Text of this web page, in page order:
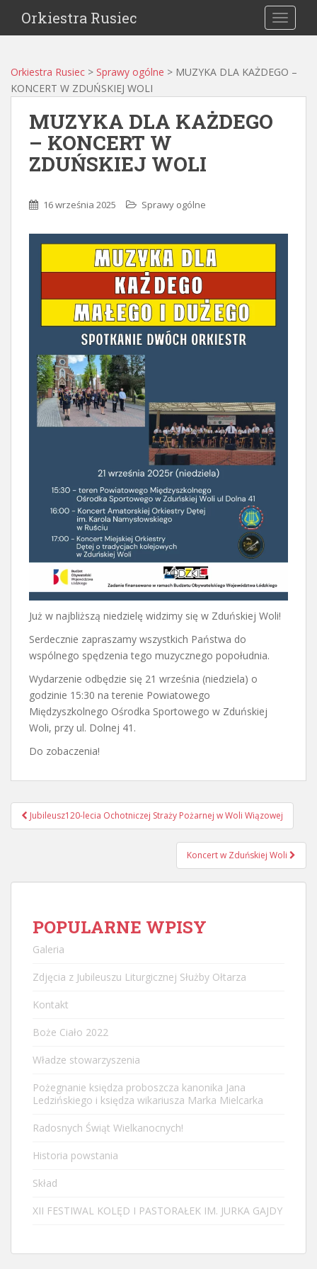
Orkiestra Rusiec
Orkiestra Rusiec > Sprawy ogólne > MUZYKA DLA KAŻDEGO –
KONCERT W ZDUŃSKIEJ WOLI
MUZYKA DLA KAŻDEGO
– KONCERT W
ZDUŃSKIEJ WOLI
16 września 2025 Sprawy ogólne
Już w najbliższą niedzielę widzimy się w Zduńskiej Woli!
Serdecznie zapraszamy wszystkich Państwa do
wspólnego spędzenia tego muzycznego popołudnia.
Wydarzenie odbędzie się 21 września (niedziela) o
godzinie 15:30 na terenie Powiatowego
Międzyszkolnego Ośrodka Sportowego w Zduńskiej
Woli, przy ul. Dolnej 41.
Do zobaczenia!
Nawigacja
postu
Jubileusz120-lecia Ochotniczej Straży Pożarnej w Woli Wiązowej
Koncert w Zduńskiej Woli
POPULARNE WPISY
Galeria
Zdjęcia z Jubileuszu Liturgicznej Służby Ołtarza
Kontakt
Boże Ciało 2022
Władze stowarzyszenia
Pożegnanie księdza proboszcza kanonika Jana
Ledzińskiego i księdza wikariusza Marka Mielcarka
Radosnych Świąt Wielkanocnych!
Historia powstania
Skład
XII FESTIWAL KOLĘD I PASTORAŁEK IM. JURKA GAJDY